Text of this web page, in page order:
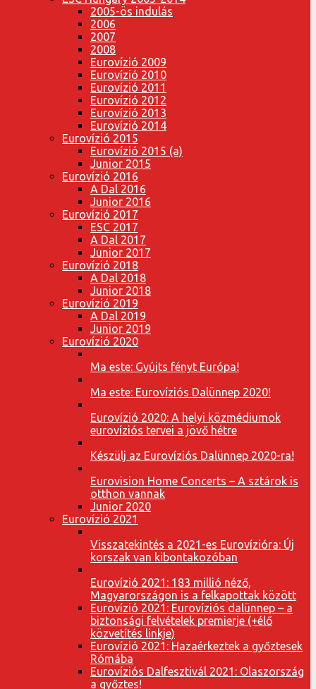
2005-ös indulás
2006
2007
2008
Eurovízió 2009
Eurovízió 2010
Eurovízió 2011
Eurovízió 2012
Eurovízió 2013
Eurovízió 2014
Eurovízió 2015
Eurovízió 2015 (a)
Junior 2015
Eurovízió 2016
A Dal 2016
Junior 2016
Eurovízió 2017
ESC 2017
A Dal 2017
Junior 2017
Eurovízió 2018
A Dal 2018
Junior 2018
Eurovízió 2019
A Dal 2019
Junior 2019
Eurovízió 2020
Ma este: Gyújts fényt Európa!
Ma este: Eurovíziós Dalünnep 2020!
Eurovízió 2020: A helyi közmédiumok
eurovíziós tervei a jövő hétre
Készülj az Eurovíziós Dalünnep 2020-ra!
Eurovision Home Concerts – A sztárok is
otthon vannak
Junior 2020
Eurovízió 2021
Visszatekintés a 2021-es Eurovízióra: Új
korszak van kibontakozóban
Eurovízió 2021: 183 millió néző,
Magyarországon is a felkapottak között
Eurovízió 2021: Eurovíziós dalünnep – a
biztonsági felvételek premierje (+élő
közvetítés linkje)
Eurovízió 2021: Hazaérkeztek a győztesek
Rómába
Eurovíziós Dalfesztivál 2021: Olaszország
a győztes!